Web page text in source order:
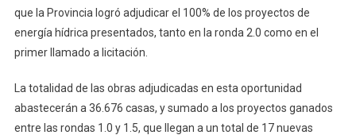
que la Provincia logró adjudicar el 100% de los proyectos de
energía hídrica presentados, tanto en la ronda 2.0 como en el
primer llamado a licitación.
La totalidad de las obras adjudicadas en esta oportunidad
abastecerán a 36.676 casas, y sumado a los proyectos ganados
entre las rondas 1.0 y 1.5, que llegan a un total de 17 nuevas